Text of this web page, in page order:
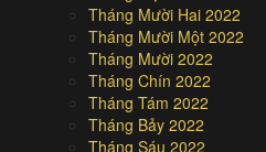
Tháng Mười Hai 2022
Tháng Mười Một 2022
Tháng Mười 2022
Tháng Chín 2022
Tháng Tám 2022
Tháng Bảy 2022
Tháng Sáu 2022